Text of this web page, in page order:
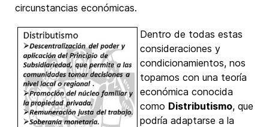
circunstancias económicas.
Dentro de todas estas
consideraciones y
condicionamientos, nos
topamos con una teoría
económica conocida
como Distributismo, que
podría adaptarse a la